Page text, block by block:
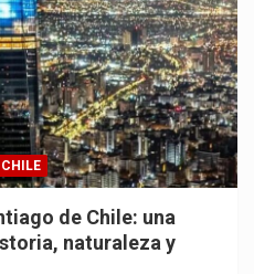
CHILE
de Chile: una
naturaleza y